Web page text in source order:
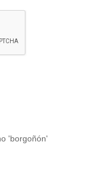
'borgoñón'